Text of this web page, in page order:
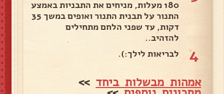
180 מעלות, מניחים את התבניות באמצע
התנור על תבנית התנור ואופים במשך 35
דקות, עד שפני הלחם מתחילים
להזהיב..
4 לבריאות לילך:).
אמהות מבשלות ביחד >>